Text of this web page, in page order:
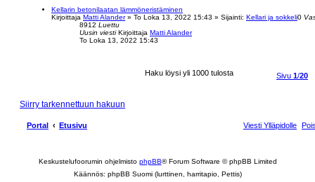
Kellarin betonilaatan lämmöneristäminen
Kirjoittaja Matti Alander» To Loka 13, 2022 15:43 » Sijainti: Kellari ja sokkeli0
8912 Luettu
Uusin viesti Kirjoittaja Matti Alander
To Loka 13, 2022 15:43
Haku löysi yli 1000 tulosta Sivu 1/20
Siirry tarkennettuun hakuun
Portal Etusivu Viesti Ylläpidolle
Keskustelufoorumin ohjelmisto phpBB® Forum Software © phpBB Limited
Käännös: phpBB Suomi (lurttinen, harritapio, Pettis)